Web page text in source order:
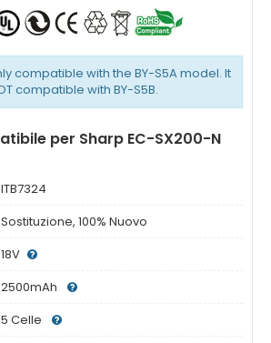
compatible with the BY-S5A model. It
compatible with BY-S5B.
per Sharp EC-SX200-N
ITB7324
Sostituzione, 100% Nuovo
18V
2500mAh
5 Celle